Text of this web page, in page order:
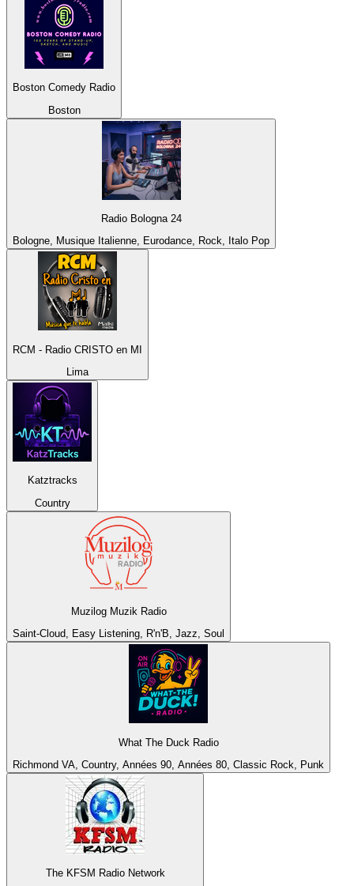
Boston Comedy Radio
Boston
Radio Bologna 24
Bologne, Musique Italienne, Eurodance, Rock, Italo Pop
RCM - Radio CRISTO en MI
Lima
Katztracks
Country
Muzilog Muzik Radio
Saint-Cloud, Easy Listening, R'n'B, Jazz, Soul
What The Duck Radio
Richmond VA, Country, Années 90, Années 80, Classic Rock, Punk
The KFSM Radio Network